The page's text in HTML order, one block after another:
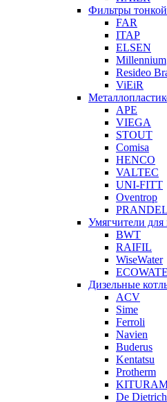
Фильтры
FAR
ITAP
ELSEN
Millennium
Resideo
ViEiR
APE
VIEGA
STOUT
Comisa
HENCO
VALTEC
UNI-FITT
Oventrop
Умягчители
BWT
RAIFIL
WiseWater
Дизельные
ACV
Sime
Ferroli
Navien
Buderus
Kentatsu
Protherm
De Dietrich